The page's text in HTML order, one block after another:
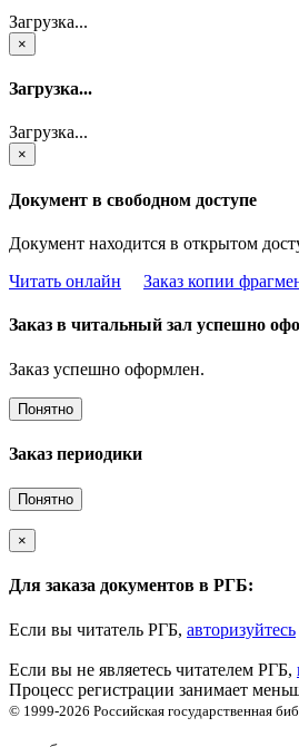
Загрузка...
×
Загрузка...
Загрузка...
×
Документ в свободном доступе
Документ находится в открытом
Читать онлайн
Заказ копии
Заказ в читальный зал успешно
Заказ успешно оформлен.
Понятно
Заказ периодики
Понятно
×
Для заказа документов в РГБ:
Если вы читатель РГБ, авторизуйтесь
Если вы не являетесь читателем РГБ,
Процесс регистрации занимает
© 1999-2026 Российская государственная